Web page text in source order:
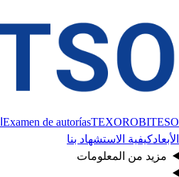
Examen de autoríasTEXOROBITESO
الأبعادكيفية الاستشهاد بنا
مزيد من المعلومات